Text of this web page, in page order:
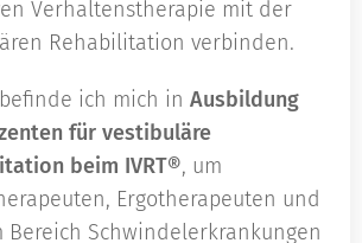
Verhaltenstherapie mit der
Rehabilitation verbinden.
ich mich in Ausbildung
für vestibuläre
beim IVRT®, um
Ergotherapeuten und
Bereich Schwindelerkrankungen